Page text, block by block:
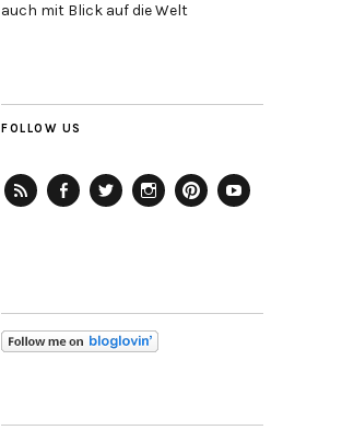
auch mit Blick auf die Welt
FOLLOW US